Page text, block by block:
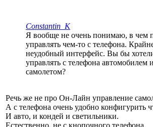
Constantin_K
Я вообще не очень понимаю, в чем
управлять чем-то с телефона.
неудобный интерфейс. Вы бы
управлять с телефона автомобилем
самолетом?
Речь же не про Он-Лайн управление
А с телефона очень удобно конфигурить
И авто, и кондей и светильники.
Естественно, не с кнопочного телефона.